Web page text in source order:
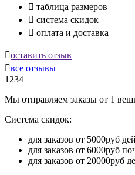
 таблица размеров
 система скидок
 оплата и доставка
оставить отзыв
все отзывы
1234
Мы отправляем заказы от 1
Система скидок:
для заказов от 5000руб
для заказов от 6000руб
для заказов от 20000руб